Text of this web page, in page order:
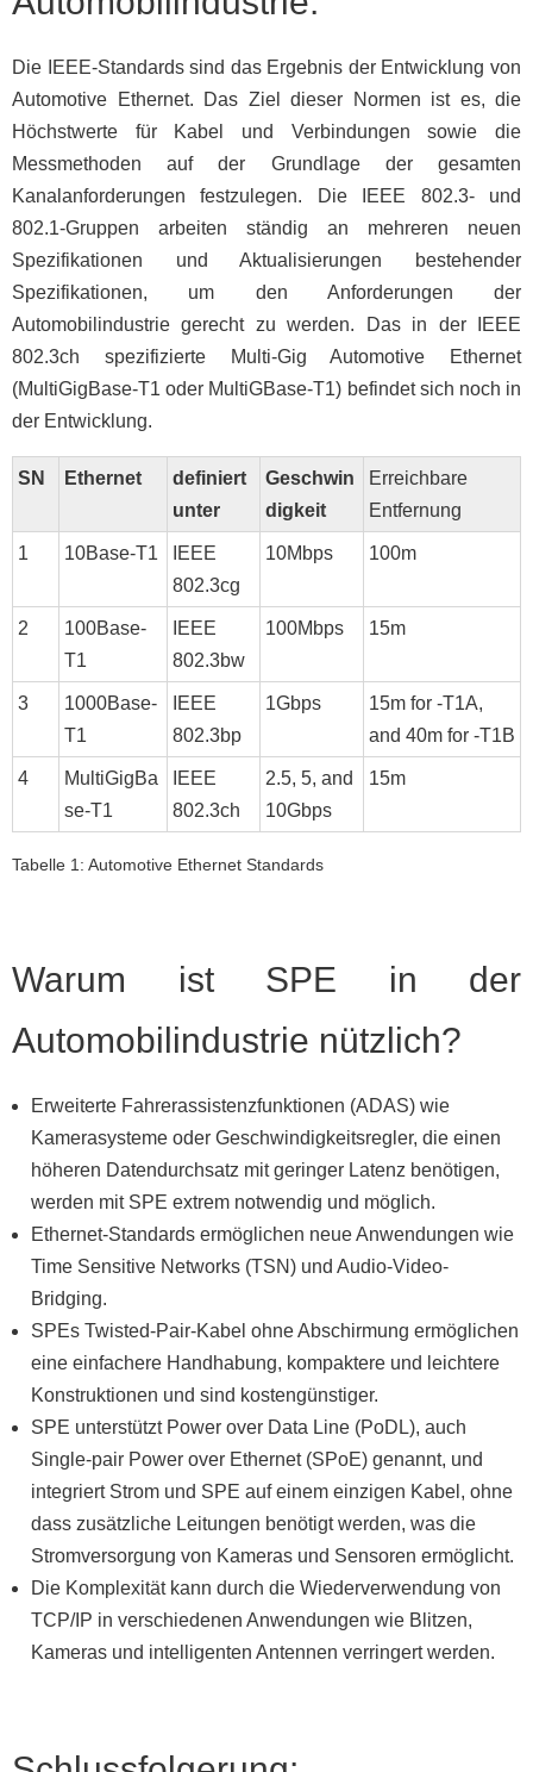
Die IEEE-Standards sind das Ergebnis der Entwicklung von
Automotive Ethernet. Das Ziel dieser Normen ist es, die
Höchstwerte für Kabel und Verbindungen sowie die
Messmethoden auf der Grundlage der gesamten
Kanalanforderungen festzulegen. Die IEEE 802.3- und
802.1-Gruppen arbeiten ständig an mehreren neuen
Spezifikationen und Aktualisierungen bestehender
Spezifikationen, um den Anforderungen der
Automobilindustrie gerecht zu werden. Das in der IEEE
802.3ch spezifizierte Multi-Gig Automotive Ethernet
(MultiGigBase-T1 oder MultiGBase-T1) befindet sich noch in
der Entwicklung.
SN Ethernet
definiert
unter
Geschwin
digkeit
Erreichbare
Entfernung
1 10Base-T1
IEEE
802.3cg
10Mbps 100m
2
100Base-
T1
IEEE
802.3bw
100Mbps 15m
3
1000Base-
T1
IEEE
802.3bp
1Gbps
15m for -T1A,
and 40m for -T1B
4
MultiGigBa
se-T1
IEEE
802.3ch
2.5, 5, and
10Gbps
15m
Tabelle 1: Automotive Ethernet Standards
Warum ist SPE in der
Automobilindustrie nützlich?
Erweiterte Fahrerassistenzfunktionen (ADAS) wie
Kamerasysteme oder Geschwindigkeitsregler, die einen
höheren Datendurchsatz mit geringer Latenz benötigen,
werden mit SPE extrem notwendig und möglich.
Ethernet-Standards ermöglichen neue Anwendungen wie
Time Sensitive Networks (TSN) und Audio-Video-
Bridging.
SPEs Twisted-Pair-Kabel ohne Abschirmung ermöglichen
eine einfachere Handhabung, kompaktere und leichtere
Konstruktionen und sind kostengünstiger.
SPE unterstützt Power over Data Line (PoDL), auch
Single-pair Power over Ethernet (SPoE) genannt, und
integriert Strom und SPE auf einem einzigen Kabel, ohne
dass zusätzliche Leitungen benötigt werden, was die
Stromversorgung von Kameras und Sensoren ermöglicht.
Die Komplexität kann durch die Wiederverwendung von
TCP/IP in verschiedenen Anwendungen wie Blitzen,
Kameras und intelligenten Antennen verringert werden.